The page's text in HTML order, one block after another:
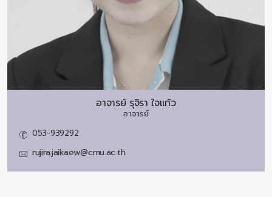
อาจารย์ รุจิรา ใจแก้ว
อาจารย์
053-939292
rujira.jaikaew@cmu.ac.th